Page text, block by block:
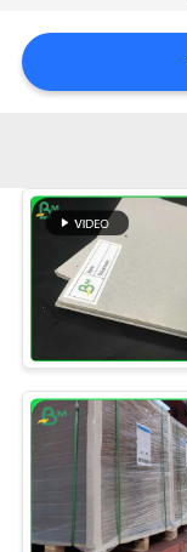
কেস
PRIVACY
POLICY